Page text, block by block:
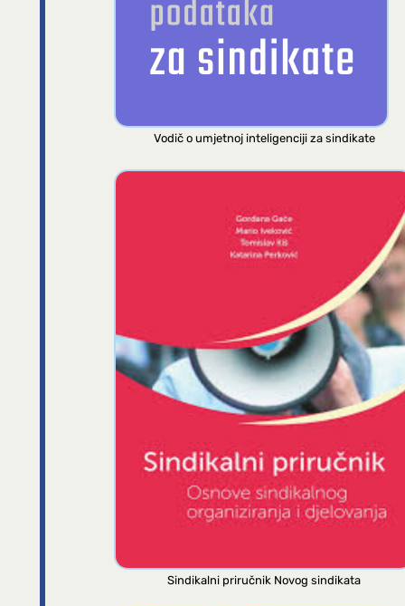
Vodič o umjetnoj inteligenciji za sindikate
Sindikalni priručnik Novog sindikata